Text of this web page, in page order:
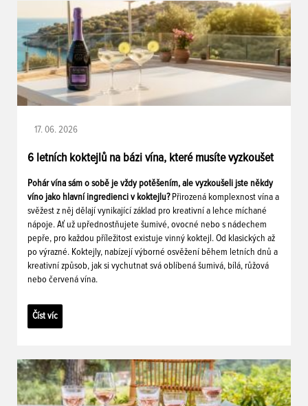
17. 06. 2026
6 letních koktejlů na bázi vína, které musíte vyzkoušet
Pohár vína sám o sobě je vždy potěšením, ale vyzkoušeli jste někdy
víno jako hlavní ingredienci v koktejlu? Přirozená komplexnost vína a
svěžest z něj dělají vynikající základ pro kreativní a lehce míchané
nápoje. Ať už upřednostňujete šumivé, ovocné nebo s nádechem
pepře, pro každou příležitost existuje vinný koktejl. Od klasických až
po výrazné. Koktejly, nabízejí výborné osvěžení během letních dnů a
kreativní způsob, jak si vychutnat svá oblíbená šumivá, bílá, růžová
nebo červená vína.
Číst víc